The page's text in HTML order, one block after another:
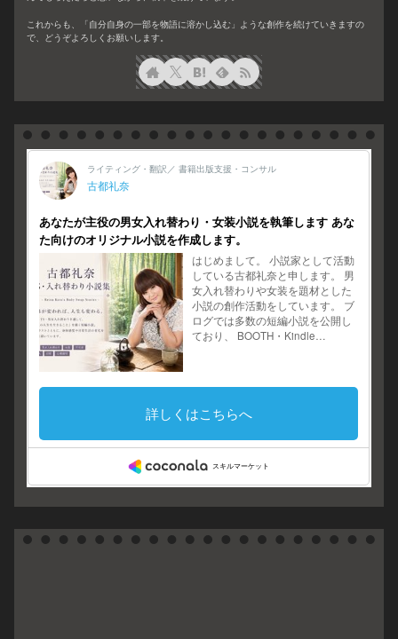
これからも、「自分自身の一部を物語に溶かし込む」ような創作を続けていきますの
で、どうぞよろしくお願いします。